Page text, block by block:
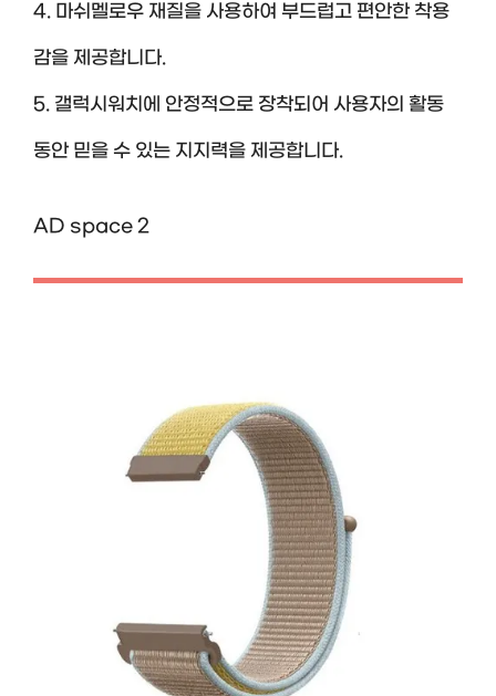
4. 마쉬멜로우 재질을 사용하여 부드럽고 편안한 착용
감을 제공합니다.
5. 갤럭시워치에 안정적으로 장착되어 사용자의 활동
동안 믿을 수 있는 지지력을 제공합니다.
AD space 2